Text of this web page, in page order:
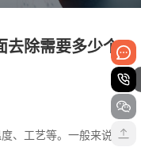
去除需要多少个
、工艺等。一般来说，